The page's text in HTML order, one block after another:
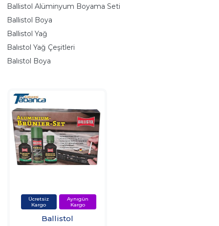
Ballistol Alüminyum Boyama Seti
Ballistol Boya
Ballistol Yağ
Balıstol Yağ Çeşitleri
Balıstol Boya
Ballistol